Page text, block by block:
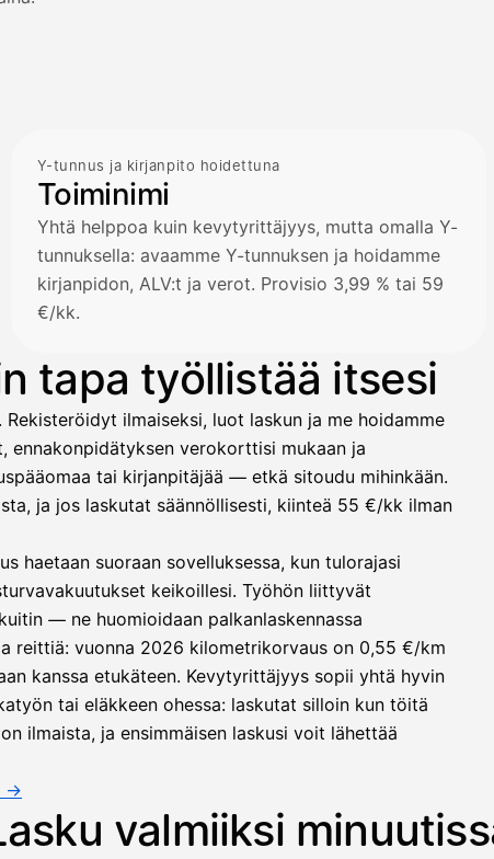
Y-tunnus ja kirjanpito hoidettuna
Toiminimi
Yhtä helppoa kuin kevytyrittäjyys, mutta omalla Y-
tunnuksella: avaamme Y-tunnuksen ja hoidamme
kirjanpidon, ALV:t ja verot. Provisio 3,99 % tai 59
€/kk.
tapa työllistää itsesi
ilmaiseksi, luot laskun ja me hoidamme
ennakonpidätyksen verokorttisi mukaan ja
tai kirjanpitäjää — etkä sitoudu mihinkään.
ja jos laskutat säännöllisesti, kiinteä 55 €/kk ilman
haetaan suoraan sovelluksessa, kun tulorajasi
keikoillesi. Työhön liittyvät
— ne huomioidaan palkanlaskennassa
reittiä: vuonna 2026 kilometrikorvaus on 0,55 €/km
kanssa etukäteen. Kevytyrittäjyys sopii yhtä hyvin
tai eläkkeen ohessa: laskutat silloin kun töitä
ilmaista, ja ensimmäisen laskusi voit lähettää
→
valmiiksi